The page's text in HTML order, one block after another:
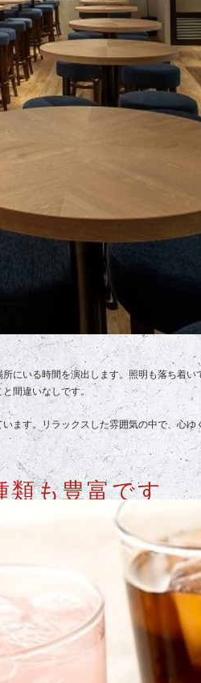
にいる時間を演出します。照明も落ち着
間違いなしです。
ます。リラックスした雰囲気の中で、心ゆ
類も豊富です